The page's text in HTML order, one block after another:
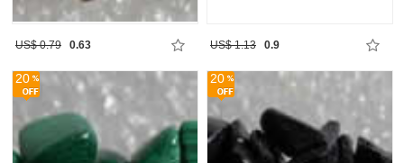
US$ 0.79 0.63 US$ 1.13 0.9
20 20